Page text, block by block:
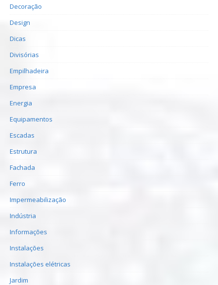
Decoração
Design
Dicas
Divisórias
Empilhadeira
Empresa
Energia
Equipamentos
Escadas
Estrutura
Fachada
Ferro
Impermeabilização
Indústria
Informações
Instalações
Instalações elétricas
Jardim